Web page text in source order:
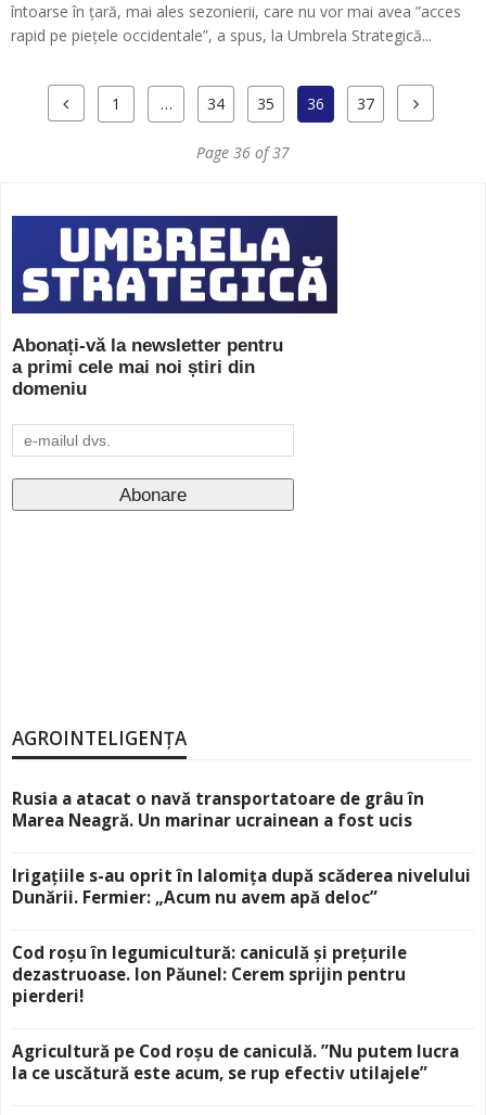
întoarse în țară, mai ales sezonierii, care nu vor mai avea ”acces
rapid pe piețele occidentale”, a spus, la Umbrela Strategică...
1 … 34 35 36 37
Page 36 of 37
Abonați-vă la newsletter pentru
a primi cele mai noi știri din
domeniu
AGROINTELIGENȚA
Rusia a atacat o navă transportatoare de grâu în
Marea Neagră. Un marinar ucrainean a fost ucis
Irigațiile s-au oprit în Ialomița după scăderea nivelului
Dunării. Fermier: „Acum nu avem apă deloc”
Cod roșu în legumicultură: caniculă și prețurile
dezastruoase. Ion Păunel: Cerem sprijin pentru
pierderi!
Agricultură pe Cod roșu de caniculă. ”Nu putem lucra
la ce uscătură este acum, se rup efectiv utilajele”